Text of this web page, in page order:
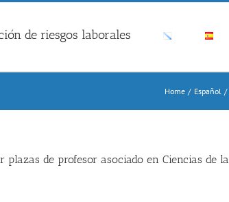
de riesgos laborales
Home Español
de profesor asociado en Ciencias de la